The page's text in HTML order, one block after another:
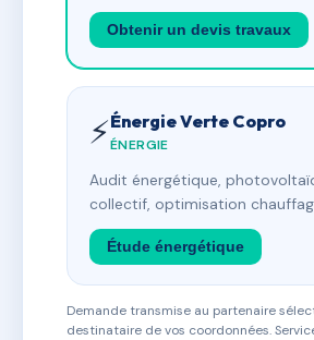
Obtenir un devis travaux
⚡Énergie Verte Copro
ÉNERGIE
Audit énergétique,
collectif, optimisation
Étude énergétique
Demande transmise au partenaire
destinataire de vos coordonnées.